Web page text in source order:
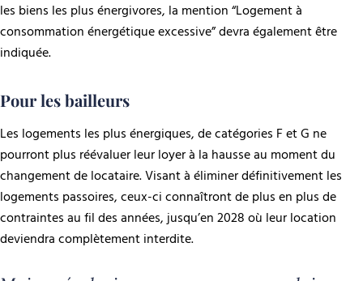
les biens les plus énergivores, la mention “Logement à
consommation énergétique excessive” devra également être
indiquée.
Pour les bailleurs
Les logements les plus énergiques, de catégories F et G ne
pourront plus réévaluer leur loyer à la hausse au moment du
changement de locataire. Visant à éliminer définitivement les
logements passoires, ceux-ci connaîtront de plus en plus de
contraintes au fil des années, jusqu’en 2028 où leur location
deviendra complètement interdite.